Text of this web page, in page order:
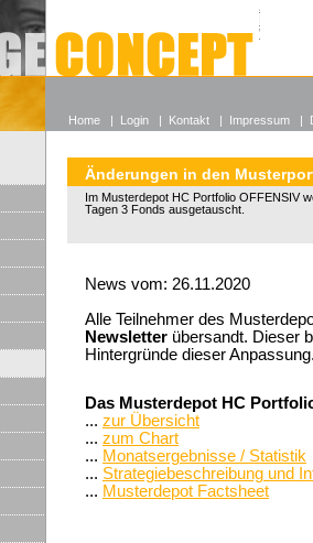
Alle
Wieso
Änderungen in den
Im Musterdepot HC Portfolio OFFENSIV
Tagen 3 Fonds ausgetauscht.
News vom: 26.11.2020
Alle Teilnehmer des
Newsletter übersandt. Dieser
Hintergründe dieser
Das Musterdepot HC
... zur Übersicht
... zum Chart
... Monatsergebnisse / Statistik
... Strategiebeschreibung und
... Musterdepot Factsheet
Home | Login | Kontakt | Impressum |